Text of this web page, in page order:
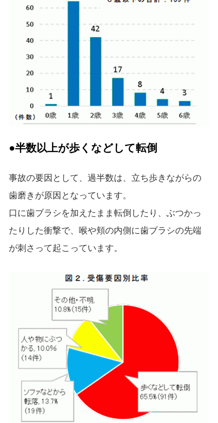
●半数以上が歩くなどして転倒
事故の要因として、過半数は、立ち歩きながらの
歯磨きが原因となっています。
口に歯ブラシを加えたまま転倒したり、ぶつかっ
たりした衝撃で、喉や頬の内側に歯ブラシの先端
が刺さって起こっています。